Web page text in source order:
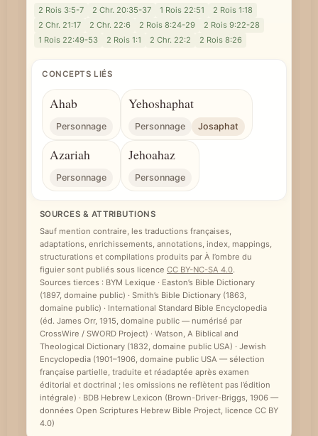
2 Rois 3:5-7
2 Chr. 20:35-37 1 Rois 22:51
2 Rois 1:18
2 Chr. 21:17
2 Chr. 22:6 2 Rois 8:24-29
2 Rois 9:22-28
1 Rois 22:49-53
2 Rois 1:1 2 Chr. 22:2 2 Rois 8:26
CONCEPTS LIÉS
Ahab
Personnage
Yehoshaphat
Personnage Josaphat
Azariah
Personnage
Jehoahaz
Personnage
SOURCES & ATTRIBUTIONS
Sauf mention contraire, les traductions françaises,
adaptations, enrichissements, annotations, index, mappings,
structurations et compilations produits par À l’ombre du
figuier sont publiés sous licence CC BY-NC-SA 4.0.
Sources tierces : BYM Lexique · Easton’s Bible Dictionary
(1897, domaine public) · Smith’s Bible Dictionary (1863,
domaine public) · International Standard Bible Encyclopedia
(éd. James Orr, 1915, domaine public — numérisé par
CrossWire / SWORD Project) · Watson, A Biblical and
Theological Dictionary (1832, domaine public USA) · Jewish
Encyclopedia (1901–1906, domaine public USA — sélection
française partielle, traduite et réadaptée après examen
éditorial et doctrinal ; les omissions ne reflètent pas l’édition
intégrale) · BDB Hebrew Lexicon (Brown-Driver-Briggs, 1906 —
données Open Scriptures Hebrew Bible Project, licence CC BY
4.0)